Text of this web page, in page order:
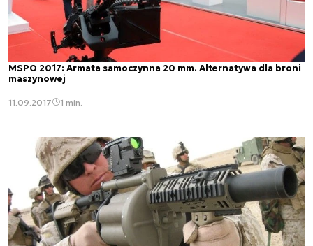
MSPO 2017: Armata samoczynna 20 mm. Alternatywa dla broni
maszynowej
11.09.2017 1 min.